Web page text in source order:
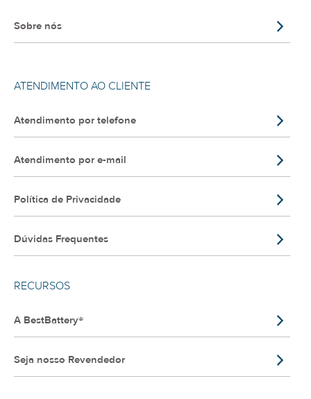
Sobre nós
ATENDIMENTO AO CLIENTE
Atendimento por telefone
Atendimento por e-mail
Política de Privacidade
Dúvidas Frequentes
RECURSOS
A BestBattery®
Seja nosso Revendedor